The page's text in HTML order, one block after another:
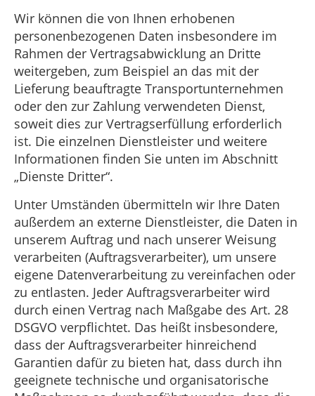
Wir können die von Ihnen erhobenen
personenbezogenen Daten insbesondere im
Rahmen der Vertragsabwicklung an Dritte
weitergeben, zum Beispiel an das mit der
Lieferung beauftragte Transportunternehmen
oder den zur Zahlung verwendeten Dienst,
soweit dies zur Vertragserfüllung erforderlich
ist. Die einzelnen Dienstleister und weitere
Informationen finden Sie unten im Abschnitt
„Dienste Dritter“.
Unter Umständen übermitteln wir Ihre Daten
außerdem an externe Dienstleister, die Daten in
unserem Auftrag und nach unserer Weisung
verarbeiten (Auftragsverarbeiter), um unsere
eigene Datenverarbeitung zu vereinfachen oder
zu entlasten. Jeder Auftragsverarbeiter wird
durch einen Vertrag nach Maßgabe des Art. 28
DSGVO verpflichtet. Das heißt insbesondere,
dass der Auftragsverarbeiter hinreichend
Garantien dafür zu bieten hat, dass durch ihn
geeignete technische und organisatorische